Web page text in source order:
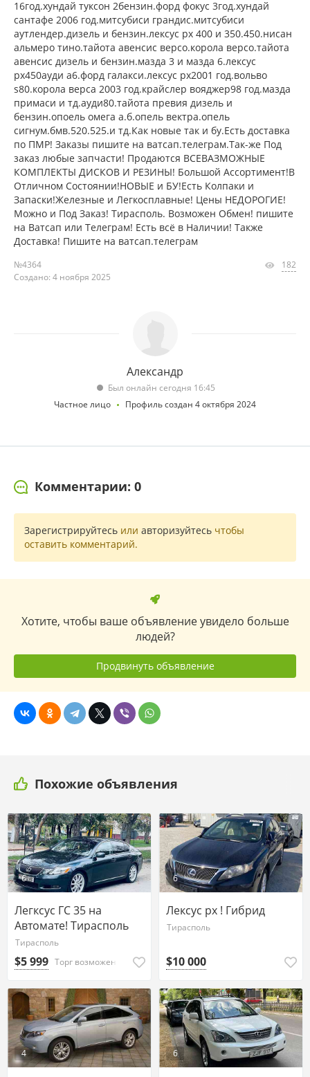
16год.хундай туксон 2бензин.форд фокус 3год.хундай
сантафе 2006 год.митсубиси грандис.митсубиси
аутлендер.дизель и бензин.лексус рх 400 и 350.450.нисан
альмеро тино.тайота авенсис версо.корола версо.тайота
авенсис дизель и бензин.мазда 3 и мазда 6.лексус
рх450ауди а6.форд галакси.лексус рх2001 год.вольво
s80.корола верса 2003 год.крайслер вояджер98 год.мазда
примаси и тд.ауди80.тайота превия дизель и
бензин.опоель омега а.б.опель вектра.опель
сигнум.бмв.520.525.и тд.Как новые так и бу.Есть доставка
по ПМР! Заказы пишите на ватсап.телеграм.Так-же Под
заказ любые запчасти! Продаются ВСЕВАЗМОЖНЫЕ
КОМПЛЕКТЫ ДИСКОВ И РЕЗИНЫ! Большой Ассортимент!В
Отличном Состоянии!НОВЫЕ и БУ!Есть Колпаки и
Запаски!Железные и Легкосплавные! Цены НЕДОРОГИЕ!
Можно и Под Заказ! Тирасполь. Возможен Обмен! пишите
на Ватсап или Телеграм! Есть всё в Наличии! Также
Доставка! Пишите на ватсап.телеграм
№4364
Создано: 4 ноября 2025
182
Александр
Был онлайн сегодня 16:45
Частное лицо
Профиль создан 4 октября 2024
Комментарии: 0
Зарегистрируйтесь или авторизуйтесь чтобы
оставить комментарий.
Хотите, чтобы ваше объявление увидело больше
людей?
Продвинуть объявление
Похожие объявления
6
Легксус ГС 35 на
Автомате! Тирасполь
Тирасполь
$5 999 Торг возможен
6
Лексус рх ! Гибрид
Тирасполь
$10 000
4 6